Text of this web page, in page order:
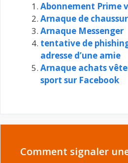
Abonnement Prime
Arnaque de
Arnaque Messenger
tentative de
adresse d’une amie
Arnaque achats
sport sur Facebook
Comment signaler